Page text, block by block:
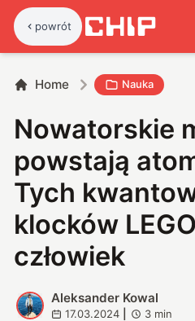
powrót
Home Nauka
Nowatorskie
powstają
Tych
klocków
człowiek
A
Aleksander Kowal
17.03.2024 3 min